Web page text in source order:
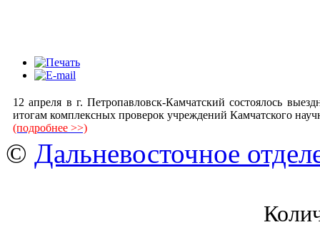
12 апреля в г. Петропавловск-Камчатский состоялось
итогам комплексных проверок учреждений Камчатского
(подробнее >>)
© Дальневосточное